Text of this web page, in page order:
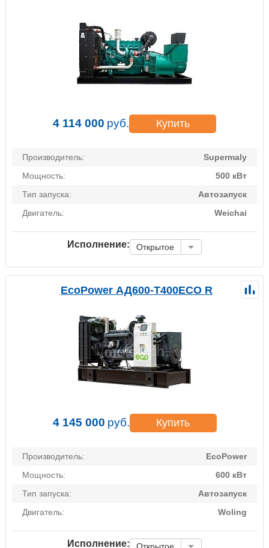
4 114 000 руб. Купить
Производитель:
Supermaly
Мощность:
500 кВт
Тип запуска:
Автозапуск
Двигатель:
Weichai
Исполнение: Открытое
EcoPower АД600-T400ECO R
4 145 000 руб. Купить
Производитель:
EcoPower
Мощность:
600 кВт
Тип запуска:
Автозапуск
Двигатель:
Woling
Исполнение: